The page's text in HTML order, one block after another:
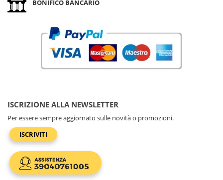
BONIFICO BANCARIO
ISCRIZIONE ALLA NEWSLETTER
Per essere sempre aggiornato sulle novità o promozioni.
ISCRIVITI